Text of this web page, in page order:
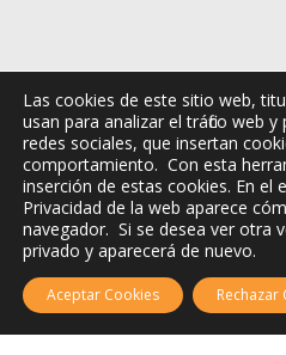
Glifing, S.L. ha participado en el Programa de
contado con el apoyo del ICEX, así como con la
habiendo contribuido según la medida de los
empresa, su región y de España en su conjunto.
Ⓒ Copyright
Aviso legal|Política de
Las cookies de este sitio web,
usan para analizar el tráfico web
redes sociales, que insertan
comportamiento. Con esta
inserción de estas cookies. En el
Privacidad de la web aparece
navegador. Si se desea ver otra
privado y aparecerá de nuevo.
Aceptar Cookies Rechazar